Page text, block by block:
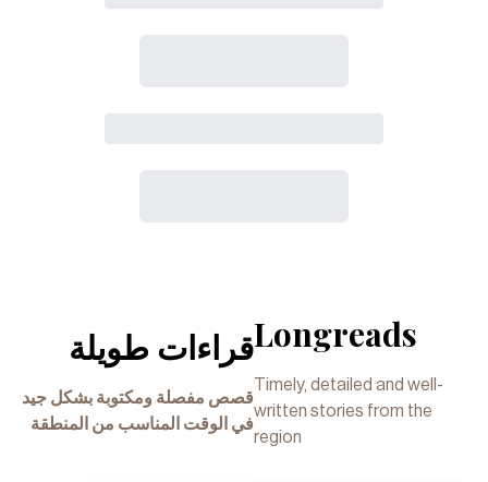
قراءات طويلة
قصص مفصلة ومكتوبة بشكل جيد
في الوقت المناسب من المنطقة
Longreads
Timely, detailed and well-
written stories from the
region